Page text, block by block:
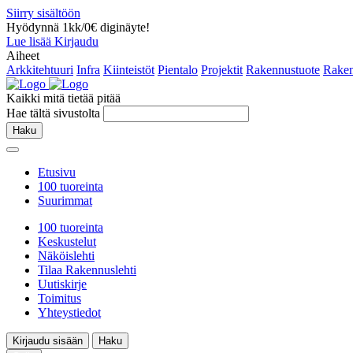
Siirry sisältöön
Hyödynnä 1kk/0€ diginäyte!
Lue lisää Kirjaudu
Aiheet
Arkkitehtuuri Infra Kiinteistöt Pientalo Projektit Rakennustuote
Kaikki mitä tietää pitää
Hae tältä sivustolta
Haku
Etusivu
100 tuoreinta
Suurimmat
100 tuoreinta
Keskustelut
Näköislehti
Tilaa Rakennuslehti
Uutiskirje
Toimitus
Yhteystiedot
Kirjaudu sisään
Haku